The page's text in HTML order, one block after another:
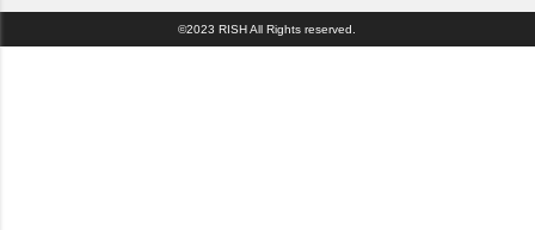
©2023 RISH All Rights reserved.